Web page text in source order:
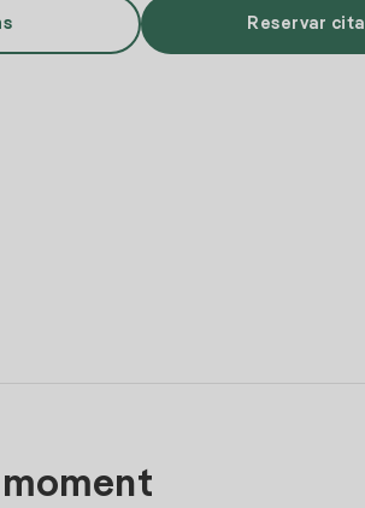
Reservar cita